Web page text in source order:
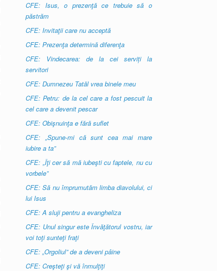
CFE: Isus, o prezenţă ce trebuie să o
păstrăm
CFE: Invitaţii care nu acceptă
CFE: Prezenţa determină diferenţa
CFE: Vindecarea: de la cei serviți la
servitori
CFE: Dumnezeu Tatăl vrea binele meu
CFE: Petru: de la cel care a fost pescuit la
cel care a devenit pescar
CFE: Obişnuinţa e fără suflet
CFE: „Spune-mi că sunt cea mai mare
iubire a ta”
CFE: „Îţi cer să mă iubeşti cu faptele, nu cu
vorbele”
CFE: Să nu împrumutăm limba diavolului, ci
lui Isus
CFE: A sluji pentru a evangheliza
CFE: Unul singur este Învăţătorul vostru, iar
voi toţi sunteţi fraţi
CFE: „Orgoliul” de a deveni pâine
CFE: Creşteţi şi vă înmulţiţi